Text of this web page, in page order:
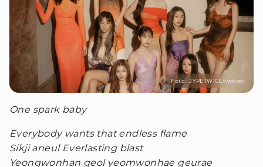
Foto : JYPETWICE/twitter
One spark baby
Everybody wants that endless flame
Sikji aneul Everlasting blast
Yeongwonhan geol yeomwonhae geurae